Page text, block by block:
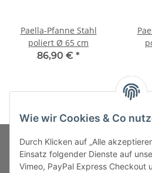
Paella-Pfanne Stahl
poliert Ø 65 cm
86,90 € *
MARKENWELT
Wie wir Cookies & Co
Durch Klicken auf „Alle
Einsatz folgender Dienste auf
Vimeo, PayPal Express Checkout